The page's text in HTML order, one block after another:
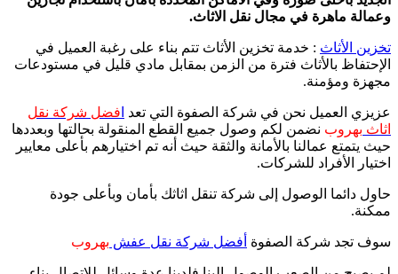
وعمالة ماهرة في مجال نقل الاثاث.
تخزين الأثاث : خدمة تخزين الأثاث تتم بناء على رغبة العميل في
الإحتفاظ بالأثاث فترة من الزمن بمقابل مادي قليل في مستودعات
مجهزة ومؤمنة.
عزيزي العميل نحن في شركة الصفوة التي تعد فضل شركة نقل
اثاث بهروب نضمن لكم وصول جميع القطع المنقولة بحالتها وبعددها
حيث يتمتع عمالنا بالأمانة والثقة حيث أنه تم اختيارهم بأعلى معايير
اختيار الأفراد للشركات.
حاول دائما الوصول إلى شركة تنقل اثاثك بأمان وبأعلى جودة
ممكنة.
سوف تجد شركة الصفوة أفضل شركة نقل عفش بهروب